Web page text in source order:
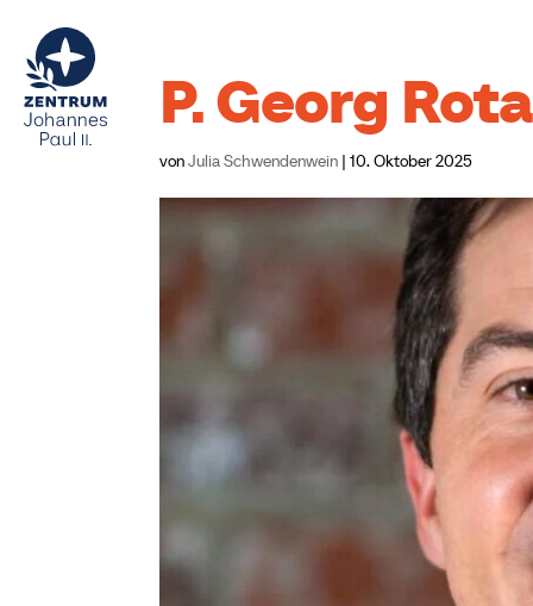
P. Georg Rota
vonJulia Schwendenwein |10. Oktober 2025